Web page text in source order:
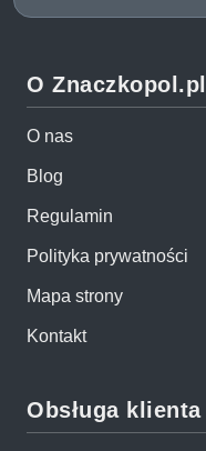
O Znaczkopol.pl
O nas
Blog
Regulamin
Polityka prywatności
Mapa strony
Kontakt
Obsługa klienta